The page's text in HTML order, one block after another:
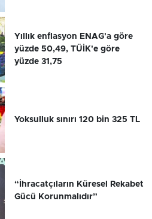
Yıllık enflasyon ENAG'a göre
yüzde 50,49, TÜİK'e göre
yüzde 31,75
Yoksulluk sınırı 120 bin 325 TL
“İhracatçıların Küresel Rekabet
Gücü Korunmalıdır”